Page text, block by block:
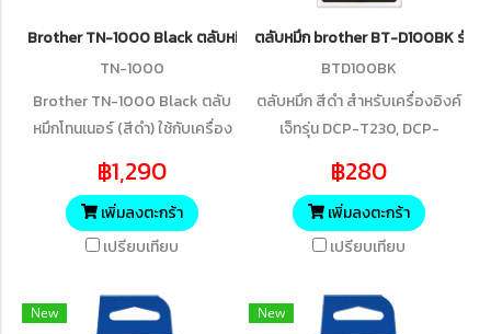
Brother TN-1000 Black ตลับหมึกโทนเนอร์ (สีดำ) ของแท้ รับประกันศูนย์
TN-1000
Brother TN-1000 Black ตลับ
หมึกโทนเนอร์ (สีดำ) ใช้กับเครื่อง
ปริ้นเตอร์ เลเซอร์
ยี่ห้อ รุ่น Brother รุ่นv HL-
1110 /HL-1210W/DCP-
1510/DCP-1610W/MFC-
ปริมาณการพิมพ์ 5% บน A4 :
1,000 แผ่น
฿1,290
เพิ่มลงตะกร้า
เปรียบเทียบ
ตลับหมึก brother BT-D100BK รับ
BTD100BK
ตลับหมึก สีดำ สำหรับเครื่องอิงค์
เจ็ทรุ่น DCP-T230, DCP-
T430W, DCP-T530DW,DCP-
T730DW, DCP-T830DW, MFC-
T930DW (7,500 แผ่น
ISO24734)
฿280
เพิ่มลงตะกร้า
เปรียบเทียบ
New New